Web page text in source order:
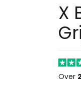
X
Over